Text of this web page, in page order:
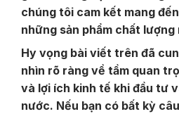
chúng tôi cam kết mang
những sản phẩm chất lượng
Hy vọng bài viết trên đã
nhìn rõ ràng về tầm quan
và lợi ích kinh tế khi đầu tư
nước. Nếu bạn có bất kỳ